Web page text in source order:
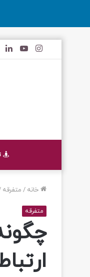
اینستاگرام
خانه / متفرقه
متفرقه